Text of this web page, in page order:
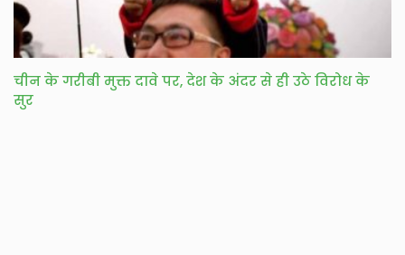
चीन के गरीबी मुक्त दावे पर, देश के अंदर से ही उठे विरोध के
सुर